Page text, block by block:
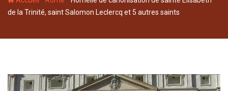
de la Trinité, saint Salomon Leclercq et 5 autres saints